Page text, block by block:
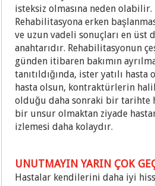
isteksiz olmasına neden olabilir.
Rehabilitasyona erken
ve uzun vadeli sonuçları en üst
anahtarıdır. Rehabilitasyonun
günden itibaren bakımın
tanıtıldığında, ister yatılı
hasta olsun, kontraktürlerin
olduğu daha sonraki bir tarihte
bir unsur olmaktan ziyade
izlemesi daha kolaydır.
UNUTMAYIN YARIN ÇOK
Hastalar kendilerini daha iyi